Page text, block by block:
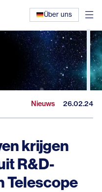
Über uns
Nieuws 26.02.24
krijgen
R&D-
Telescope